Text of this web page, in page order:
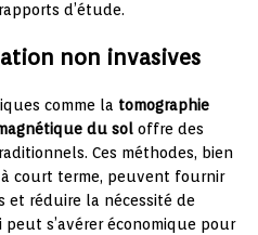
d’étude.
non invasives
comme la tomographie
du sol offre des
Ces méthodes, bien
court terme, peuvent fournir
et réduire la nécessité de
s’avérer économique pour